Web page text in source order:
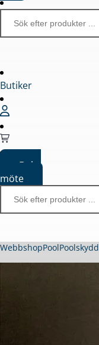
Butiker
Boka
möte
WebbshopPoolPoolskydd